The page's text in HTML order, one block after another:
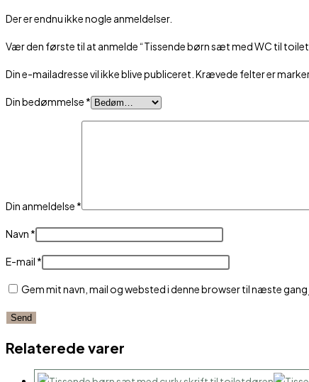
Der er endnu ikke nogle anmeldelser.
Vær den første til at anmelde “Tissende børn sæt med WC til
Din e-mailadresse vil ikke blive publiceret. Krævede felter er
Din bedømmelse *
Din anmeldelse *
Navn *
E-mail *
Gem mit navn, mail og websted i denne browser til næste
Relaterede varer